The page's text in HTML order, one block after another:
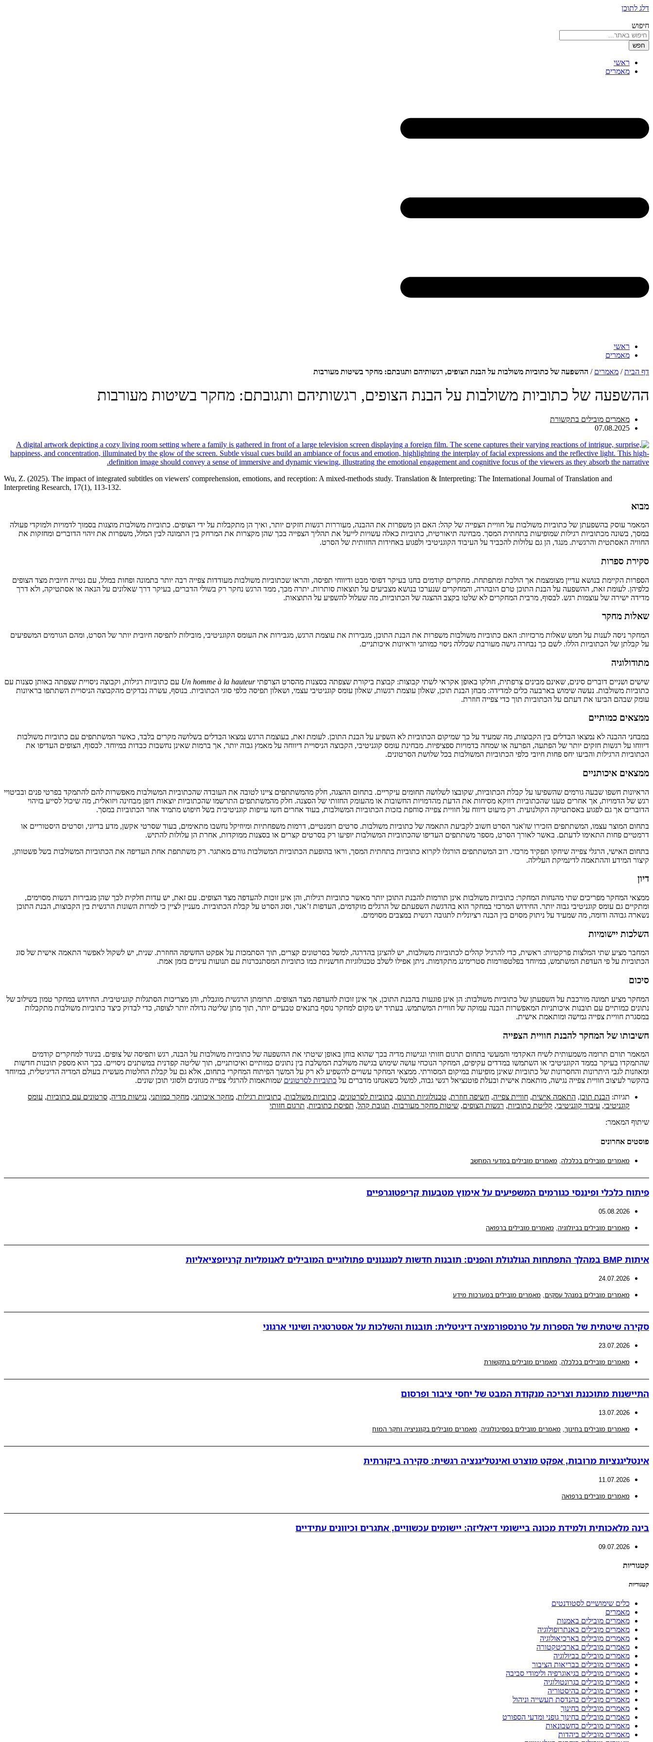
דלג לתוכן
חיפוש
חפש
ראשי
מאמרים
ראשי
מאמרים
דף הבית/ מאמרים / ההשפעה של כתוביות משולבות על הבנת הצופים, רגשותיהם ותגובתם: מחקר בשיטות מעורבות
ההשפעה של כתוביות משולבות על הבנת הצופים, רגשותיהם ותגובתם: מחקר בשיטות מעורבות
מאמרים מובילים בתקשורת
07.08.2025
Wu, Z. (2025). The impact of integrated subtitles on viewers' comprehension, emotions, and reception: A mixed-methods study. Translation & Interpreting: The International Journal of Translation and
Interpreting Research, 17(1), 113-132.
מבוא
המאמר עוסק בהשפעתן של כתוביות משולבות על חוויית הצפייה של קהל: האם הן משפרות את ההבנה, מעוררות רגשות חזקים יותר, ואיך הן מתקבלות על ידי הצופים. כתוביות משולבות מוצגות בסמוך לדמויות ולמוקדי פעולה
במסך, בשונה מכתוביות רגילות שמופיעות בתחתית המסך. מבחינה תיאורטית, כתוביות כאלה עשויות לייעל את תהליך הצפייה בכך שהן מקצרות את המרחק בין התמונה לבין המלל, משפרות את זיהוי הדוברים ומחזקות את
החוויה האסתטית והרגשית. מנגד, הן גם עלולות להכביד על העיבוד הקוגניטיבי ולפגוע באחידות החזותית של הסרט.
סקירת ספרות
הספרות הקיימת בנושא עדיין מצומצמת אך הולכת ומתפתחת. מחקרים קודמים בחנו בעיקר דפוסי מבט ודיווחי תפיסה, והראו שכתוביות משולבות מעודדות צפייה רבה יותר בתמונה ופחות במלל, עם נטייה חיובית מצד הצופים
כלפיהן. לעומת זאת, ההשפעה על הבנת התוכן טרם הובהרה, והמחקרים שנערכו בנושא מצביעים על תוצאות סותרות. יתרה מכך, ממד הרגש נחקר רק בשולי הדברים, בעיקר דרך שאלונים על הנאה או אסתטיקה, ולא דרך
מדידה ישירה של עוצמות רגש. לבסוף, מרבית המחקרים לא שלטו בקצב ההצגה של הכתוביות, מה שעלול להשפיע על התוצאות.
שאלות מחקר
המחקר ניסה לענות על חמש שאלות מרכזיות: האם כתוביות משולבות משפרות את הבנת התוכן, מגבירות את עוצמת הרגש, מגבירות את העומס הקוגניטיבי, מובילות לתפיסה חיובית יותר של הסרט, ומהם הגורמים המשפיעים
על קבלתן של הכתוביות הללו. לשם כך נבחרה גישה מעורבת שכללה ניסוי כמותני וראיונות איכותניים.
מתודולוגיה
שישים ושניים דוברים סינים, שאינם מבינים צרפתית, חולקו באופן אקראי לשתי קבוצות: קבוצת ביקורת שצפתה בסצנות מהסרט הצרפתיUn homme à la hauteur עם כתוביות רגילות, וקבוצה ניסויית שצפתה באותן סצנות עם
כתוביות משולבות. נעשה שימוש בארבעה כלים למדידה: מבחן הבנת תוכן, שאלון עוצמת רגשות, שאלון עומס קוגניטיבי עצמי, ושאלון תפיסה כלפי סוגי הכתוביות. בנוסף, עשרה נבדקים מהקבוצה הניסויית השתתפו בראיונות
עומק שבהם הביעו את דעתם על הכתוביות תוך כדי צפייה חוזרת.
ממצאים כמותיים
במבחני ההבנה לא נמצאו הבדלים בין הקבוצות, מה שמעיד על כך שמיקום הכתוביות לא השפיע על הבנת התוכן. לעומת זאת, בעוצמת הרגש נמצאו הבדלים בשלושה מקרים בלבד, כאשר המשתתפים עם כתוביות משולבות
דיווחו על רגשות חזקים יותר של הפתעה, הפרעה או שמחה בדמויות ספציפיות. מבחינת עומס קוגניטיבי, הקבוצה הניסויית דיווחה על מאמץ גבוה יותר, אך ברמות שאינן נחשבות כבדות במיוחד. לבסוף, הצופים העדיפו את
הכתוביות הרגילות והביעו יחס פחות חיובי כלפי הכתוביות המשולבות בכל שלושת הסרטונים.
ממצאים איכותניים
הראיונות חשפו שבעה גורמים שהשפיעו על קבלת הכתוביות, שקובצו לשלושה תחומים עיקריים. בתחום ההצגה, חלק מהמשתתפים ציינו לטובה את העובדה שהכתוביות המשולבות מאפשרות להם להתמקד בפרטי פנים ובביטויי
רגש של הדמויות, אך אחרים טענו שהכתוביות דווקא מסיחות את הדעת מהדמויות החשובות או מהעומק החזותי של הסצנה. חלק מהמשתתפים התרשמו שהכתוביות יוצאות דופן מבחינה ויזואלית, מה שיכול לסייע בזיהוי
הדוברים אך גם לפגוע באסתטיקה הקולנועית. רק מיעוט דיווח על חוויית צפייה סוחפת בזכות הכתוביות המשולבות, בעוד אחרים חשו עייפות קוגניטיבית בשל חיפוש מתמיד אחר הכתוביות במסך.
בתחום המוצר עצמו, המשתתפים הזכירו שז'אנר הסרט חשוב לקביעת התאמה של כתוביות משולבות. סרטים רומנטיים, דרמות משפחתיות ומיוזיקל נחשבו מתאימים, בעוד שסרטי אקשן, מדע בדיוני, וסרטים היסטוריים או
דרמטיים פחות התאימו לדעתם. באשר לאורך הסרט, מספר משתתפים העדיפו שהכתוביות המשולבות יופיעו רק בסרטים קצרים או בסצנות ממוקדות, אחרת הן עלולות להתיש.
בתחום האישי, הרגלי צפייה שיחקו תפקיד מרכזי. רוב המשתתפים הורגלו לקרוא כתוביות בתחתית המסך, וראו בהופעת הכתוביות המשולבות גורם מאתגר. רק משתתפת אחת העדיפה את הכתוביות המשולבות בשל פשטותן,
קיצור המידע וההתאמה לדינמיקת העלילה.
דיון
ממצאי המחקר מפריכים שתי מהנחות המחקר: כתוביות משולבות אינן תורמות להבנת התוכן יותר מאשר כתוביות רגילות, והן אינן זוכות להעדפה מצד הצופים. עם זאת, יש עדות חלקית לכך שהן מגבירות רגשות מסוימים,
ומתקיים גם עומס קוגניטיבי גבוה יותר. החידוש המרכזי במחקר הוא בהדגשת השפעתם של הרגלים מוקדמים, העדפות ז’אנר, וסוג הסרט על קבלת הכתוביות. מעניין לציין כי למרות השונות הרגשית בין הקבוצות, הבנת התוכן
נשארה גבוהה ודומה, מה שמעיד על ניתוק מסוים בין הבנה רציונלית לתגובה רגשית במצבים מסוימים.
השלכות יישומיות
המחבר מציע שתי המלצות פרקטיות: ראשית, כדי להרגיל קהלים לכתוביות משולבות, יש להציגן בהדרגה, למשל בסרטונים קצרים, תוך הסתמכות על אפקט החשיפה החוזרת. שנית, יש לשקול לאפשר התאמה אישית של סוג
הכתוביות על פי העדפת המשתמש, במיוחד בפלטפורמות סטרימינג מתקדמות. ניתן אפילו לשלב טכנולוגיות חדשניות כמו כתוביות המסתנכרנות עם תנועות עיניים בזמן אמת.
סיכום
המחקר מציע תמונה מורכבת על השפעתן של כתוביות משולבות: הן אינן פוגעות בהבנת התוכן, אך אינן זוכות להעדפה מצד הצופים. תרומתן הרגשית מוגבלת, והן מצריכות הסתגלות קוגניטיבית. החידוש במחקר טמון בשילוב של
נתונים כמותיים עם תובנות איכותניות המאפשרות הבנה עמוקה של חוויית המשתמש. בעתיד יש מקום למחקר נוסף בתנאים טבעיים יותר, תוך מתן שליטה גדולה יותר לצופה, כדי לבדוק כיצד כתוביות משולבות מתקבלות
במסגרת חוויית צפייה גמישה ומותאמת אישית.
חשיבותו של המחקר להבנת חוויית הצפייה
המאמר תורם תרומה משמעותית לשיח האקדמי והמעשי בתחום תרגום חזותי ונגישות מדיה בכך שהוא בוחן באופן שיטתי את ההשפעה של כתוביות משולבות על הבנה, רגש ותפיסה של צופים. בניגוד למחקרים קודמים
שהתמקדו בעיקר בממד הקוגניטיבי או השתמשו במדדים עקיפים, המחקר הנוכחי עושה שימוש בגישה משולבת המשלבת בין נתונים כמותיים ואיכותניים, תוך שליטה קפדנית במשתנים ניסויים. בכך הוא מספק תובנות חדשות
ומאוזנות לגבי היתרונות והחסרונות של כתוביות שאינן מופיעות במיקום המסורתי. ממצאי המחקר עשויים להשפיע לא רק על המשך הפיתוח המחקרי בתחום, אלא גם על קבלת החלטות מעשית בעולם המדיה הדיגיטלית, במיוחד
בהקשר לעיצוב חוויית צפייה נגישה, מותאמת אישית ובעלת פוטנציאל רגשי גבוה, למשל כשאנחנו מדברים על כתוביות לסרטונים שמותאמות להרגלי צפייה מגוונים ולסוגי תוכן שונים.
תגיות: הבנת תוכן, התאמה אישית, חוויית צפייה, חשיפה חוזרת, טכנולוגיות תרגום, כתוביות לסרטונים, כתוביות משולבות, כתוביות רגילות, מחקר איכותני, מחקר כמותני, נגישות מדיה, סרטונים עם כתוביות, עומס
קוגניטיבי, עיבוד קוגניטיבי, קליטת כתוביות, רגשות הצופים, שיטות מחקר מעורבות, תגובת קהל, תפיסת כתוביות, תרגום חזותי
שיתוף המאמר:
פוסטים אחרונים
מאמרים מובילים בכלכלה, מאמרים מובילים במדעי המחשב
פיתוח כלכלי ופיננסי כגורמים המשפיעים על אימוץ מטבעות קריפטוגרפיים
05.08.2026
מאמרים מובילים בביולוגיה, מאמרים מובילים ברפואה
איתות BMP במהלך התפתחות הגולגולת והפנים: תובנות חדשות למנגנונים פתולוגיים המובילים לאנומליות קרניופציאליות
24.07.2026
מאמרים מובילים במנהל עסקים, מאמרים מובילים במערכות מידע
סקירה שיטתית של הספרות על טרנספורמציה דיגיטלית: תובנות והשלכות על אסטרטגיה ושינוי ארגוני
23.07.2026
מאמרים מובילים בכלכלה, מאמרים מובילים בתקשורת
התיישנות מתוכננת וצריכה מנקודת המבט של יחסי ציבור ופרסום
13.07.2026
מאמרים מובילים בחינוך, מאמרים מובילים בפסיכולוגיה, מאמרים מובילים בקוגניציה וחקר המוח
אינטליגנציות מרובות, אפקט מוצרט ואינטליגנציה רגשית: סקירה ביקורתית
11.07.2026
מאמרים מובילים ברפואה
בינה מלאכותית ולמידת מכונה ביישומי דיאליזה: יישומים עכשוויים, אתגרים וכיוונים עתידיים
09.07.2026
קטגוריות
קטגוריות
כלים שימושיים לסטודנטים
מאמרים
מאמרים מובילים באמנות
מאמרים מובילים באנתרופולוגיה
מאמרים מובילים בארכיאולוגיה
מאמרים מובילים בארכיטקטורה
מאמרים מובילים בביולוגיה
מאמרים מובילים בבריאות הציבור
מאמרים מובילים בגיאוגרפיה ולימודי סביבה
מאמרים מובילים בגרונטולוגיה
מאמרים מובילים בהיסטוריה
מאמרים מובילים בהנדסת תעשייה וניהול
מאמרים מובילים בחינוך
מאמרים מובילים בחינוך גופני ומדעי הספורט
מאמרים מובילים בחשבונאות
מאמרים מובילים ביהדות